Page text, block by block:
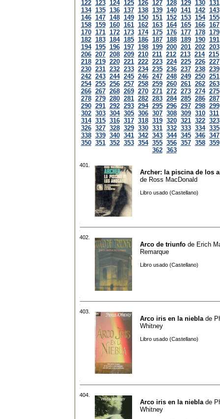
122 123 124 125 126 127 128 129 130 131
134 135 136 137 138 139 140 141 142 143
146 147 148 149 150 151 152 153 154 155
158 159 160 161 162 163 164 165 166 167
170 171 172 173 174 175 176 177 178 179
182 183 184 185 186 187 188 189 190 191
194 195 196 197 198 199 200 201 202 203
206 207 208 209 210 211 212 213 214 215
218 219 220 221 222 223 224 225 226 227
230 231 232 233 234 235 236 237 238 239
242 243 244 245 246 247 248 249 250 251
254 255 256 257 258 259 260 261 262 263
266 267 268 269 270 271 272 273 274 275
278 279 280 281 282 283 284 285 286 287
290 291 292 293 294 295 296 297 298 299
302 303 304 305 306 307 308 309 310 311
314 315 316 317 318 319 320 321 322 323
326 327 328 329 330 331 332 333 334 335
338 339 340 341 342 343 344 345 346 347
350 351 352 353 354 355 356 357 358 359
362 363
401.
Archer: la piscina de los
de Ross MacDonald
Libro usado (Castellano)
402.
Arco de triunfo de Erich
Remarque
Libro usado (Castellano)
403.
Arco iris en la niebla de
Whitney
Libro usado (Castellano)
404.
Arco iris en la niebla de
Whitney